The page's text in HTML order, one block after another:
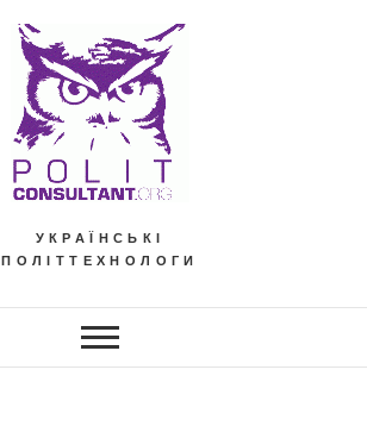
УКРАЇНСЬКІ
ПОЛІТТЕХНОЛОГИ